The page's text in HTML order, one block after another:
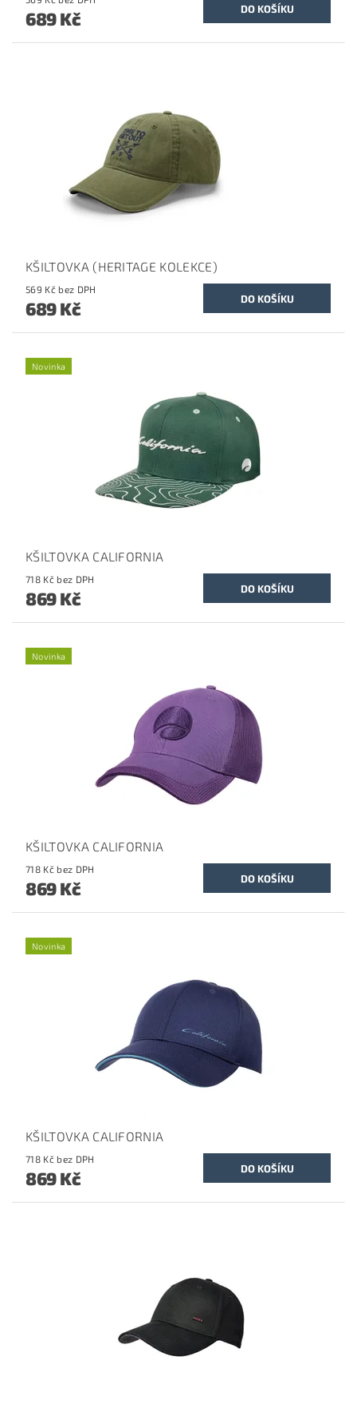
689 Kč
KŠILTOVKA (HERITAGE KOLEKCE)
569 Kč bez DPH
689 Kč
Novinka
KŠILTOVKA CALIFORNIA
718 Kč bez DPH
869 Kč
Novinka
KŠILTOVKA CALIFORNIA
718 Kč bez DPH
869 Kč
Novinka
KŠILTOVKA CALIFORNIA
718 Kč bez DPH
869 Kč